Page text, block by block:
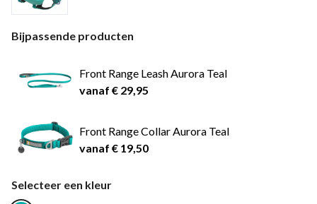
Bijpassende producten
Front Range Leash Aurora Teal
vanaf € 29,95
Front Range Collar Aurora Teal
vanaf € 19,50
Selecteer een kleur